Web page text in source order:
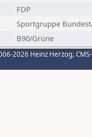
FDP
Sportgruppe
B90/Grüne
2026 Heinz Herzog,